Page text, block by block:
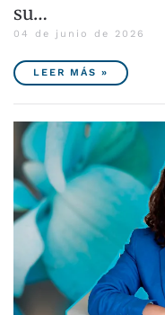
su…
04 de junio de 2026
LEER MÁS »